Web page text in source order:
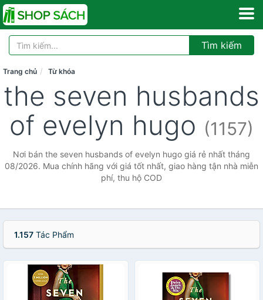
Tìm kiếm
Trang chủ Từ khóa
the seven husbands
of evelyn hugo (1157)
Nơi bán the seven husbands of evelyn hugo giá rẻ nhất tháng
08/2026. Mua chính hãng với giá tốt nhất, giao hàng tận nhà miễn
phí, thu hộ COD
1.157 Tác Phẩm